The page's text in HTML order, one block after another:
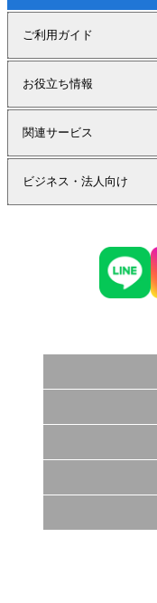
ご利用ガイド
お役立ち情報
関連サービス
ビジネス・法人向け